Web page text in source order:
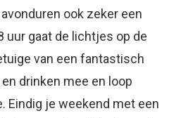
ook zeker een
uur gaat de lichtjes op de
van een fantastisch
drinken mee en loop
Eindig je weekend met een